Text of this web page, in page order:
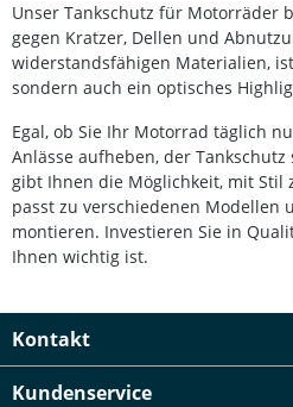
ebenso steht eine bebilderte
Download bereit. Passgenaue Montage an den
Originalpunkten – kein Bohren
erforderlich Stabile Aluminiumkonstruktion in
Flugzeugqualität Schwarz pulverbeschichtet für
zusätzlichen Korrosionsschutz Optimierte Luftzirkulation
durch innovatives Lochmuster Einfacher Anbau mit
beiliegender Montageanleitung Lieferumfang: 1x Evotech
Tankschutz Abdeckung Komplettes Montagematerial
Bebilderte Montageanleitung
Unser Tankschutz für Motorräder
gegen Kratzer, Dellen und
widerstandsfähigen Materialien,
sondern auch ein optisches
Egal, ob Sie Ihr Motorrad täglich
Anlässe aufheben, der
gibt Ihnen die Möglichkeit, mit Stil
passt zu verschiedenen Modellen
montieren. Investieren Sie in
Ihnen wichtig ist.
Kontakt
Kundenservice